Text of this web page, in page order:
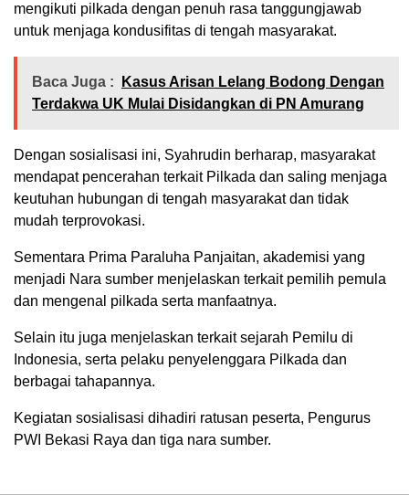
mengikuti pilkada dengan penuh rasa tanggungjawab
untuk menjaga kondusifitas di tengah masyarakat.
Baca Juga :
Kasus Arisan Lelang Bodong Dengan
Terdakwa UK Mulai Disidangkan di PN Amurang
Dengan sosialisasi ini, Syahrudin berharap, masyarakat
mendapat pencerahan terkait Pilkada dan saling menjaga
keutuhan hubungan di tengah masyarakat dan tidak
mudah terprovokasi.
Sementara Prima Paraluha Panjaitan, akademisi yang
menjadi Nara sumber menjelaskan terkait pemilih pemula
dan mengenal pilkada serta manfaatnya.
Selain itu juga menjelaskan terkait sejarah Pemilu di
Indonesia, serta pelaku penyelenggara Pilkada dan
berbagai tahapannya.
Kegiatan sosialisasi dihadiri ratusan peserta, Pengurus
PWI Bekasi Raya dan tiga nara sumber.